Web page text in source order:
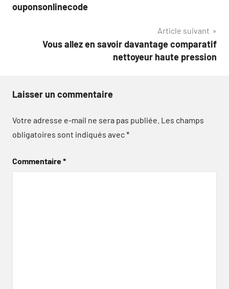
l’article
ouponsonlinecode
Article suivant
Vous allez en savoir davantage comparatif
nettoyeur haute pression
Laisser un commentaire
Votre adresse e-mail ne sera pas publiée. Les champs
obligatoires sont indiqués avec*
Commentaire*